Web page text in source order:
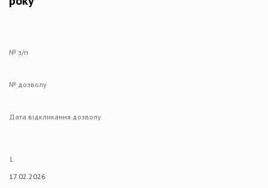
№ з/п
№ дозволу
Дата відкликання дозволу
1.
17.02.2026